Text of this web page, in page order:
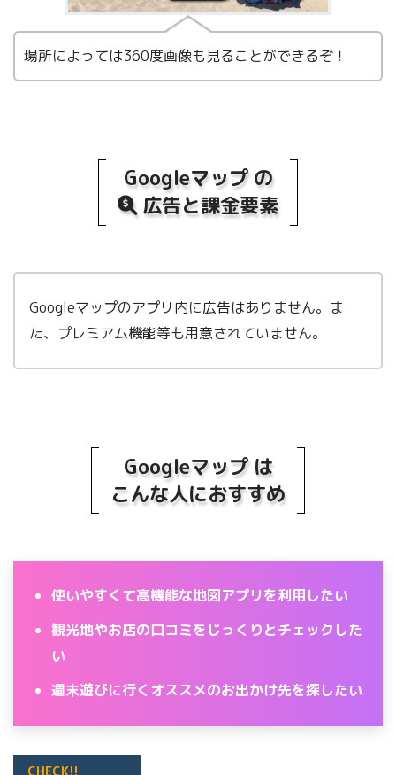
場所によっては360度画像も見ることができるぞ！
Googleマップ の
広告と課金要素
Googleマップのアプリ内に広告はありません。ま
た、プレミアム機能等も用意されていません。
Googleマップ は
こんな人におすすめ
使いやすくて高機能な地図アプリを利用したい
観光地やお店の口コミをじっくりとチェックした
い
週末遊びに行くオススメのお出かけ先を探したい